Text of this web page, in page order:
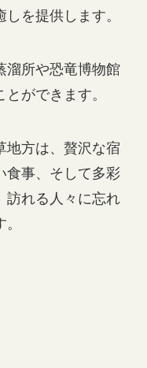
を提供します。
溜所や恐竜博物館
ができます。
地方は、贅沢な宿
食事、そして多彩
訪れる人々に忘れ